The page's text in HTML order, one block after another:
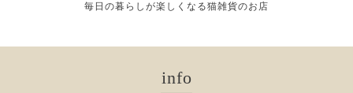
毎日の暮らしが楽しくなる猫雑貨のお店
info